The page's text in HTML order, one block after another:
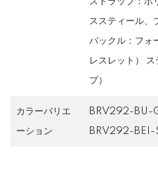
ススティール、
バックル：フォ
レスレット）
プ）
カラーバリエ
ーション
BRV292-BU-
BRV292-BEI-